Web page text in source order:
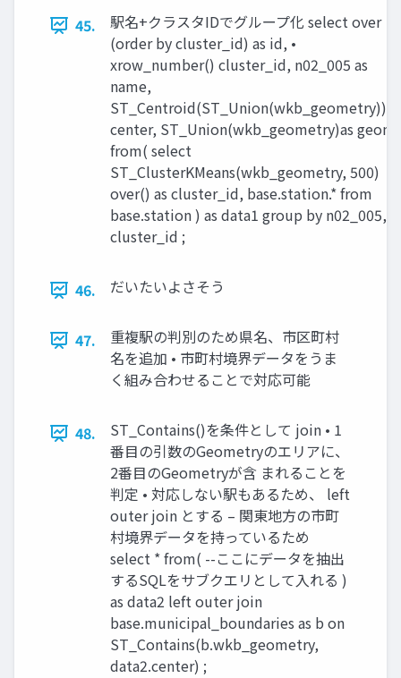
45.
駅名+クラスタIDでグループ化 select over
(order by cluster_id) as id, •
xrow_number() cluster_id, n02_005 as
name,
ST_Centroid(ST_Union(wkb_geometry))as
center, ST_Union(wkb_geometry)as geom
from( select
ST_ClusterKMeans(wkb_geometry, 500)
over() as cluster_id, base.station.* from
base.station ) as data1 group by n02_005,
cluster_id ;
46. だいたいよさそう
47.
重複駅の判別のため県名、市区町村
名を追加 • 市町村境界データをうま
く組み合わせることで対応可能
48.
ST_Contains()を条件として join • 1
番目の引数のGeometryのエリアに、
2番目のGeometryが含 まれることを
判定 • 対応しない駅もあるため、 left
outer join とする – 関東地方の市町
村境界データを持っているため
select * from( --ここにデータを抽出
するSQLをサブクエリとして入れる )
as data2 left outer join
base.municipal_boundaries as b on
ST_Contains(b.wkb_geometry,
data2.center) ;